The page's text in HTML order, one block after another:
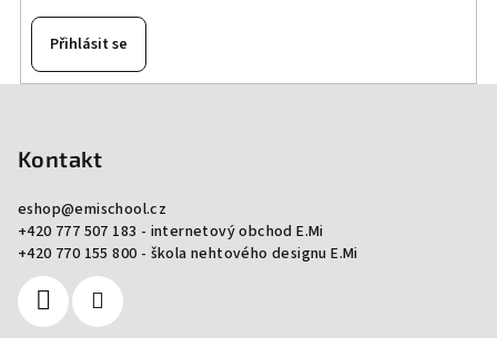
Přihlásit se
Kontakt
eshop@emischool.cz
+420 777 507 183 - internetový obchod E.Mi
+420 770 155 800 - škola nehtového designu E.Mi